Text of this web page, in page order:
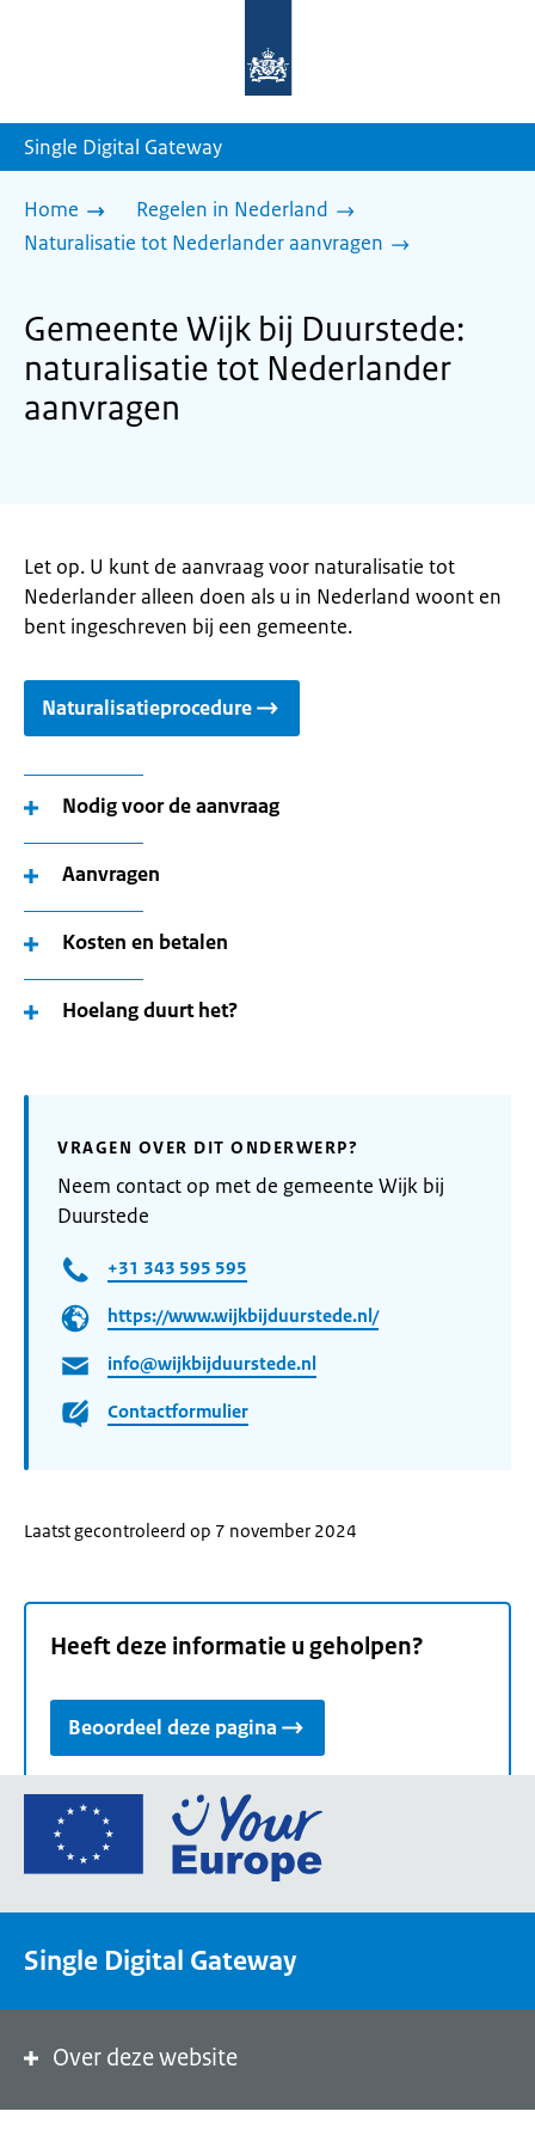
homepage
Single Digital Gateway
Home
Regelen in Nederland
Naturalisatie tot Nederlander aanvragen
Gemeente Wijk bij Duurstede:
naturalisatie tot Nederlander
aanvragen
Let op. U kunt de aanvraag voor naturalisatie tot
Nederlander alleen doen als u in Nederland woont en
bent ingeschreven bij een gemeente.
Naturalisatieprocedure
Nodig voor de aanvraag
Aanvragen
Kosten en betalen
Hoelang duurt het?
VRAGEN OVER DIT ONDERWERP?
Neem contact op met de gemeente Wijk bij
Duurstede
+31 343 595 595
https://www.wijkbijduurstede.nl/
info@wijkbijduurstede.nl
Contactformulier
Laatst gecontroleerd op 7 november 2024
Heeft deze informatie u geholpen?
Beoordeel deze pagina
Ga
de
een
de
Single Digital Gateway
Over deze website